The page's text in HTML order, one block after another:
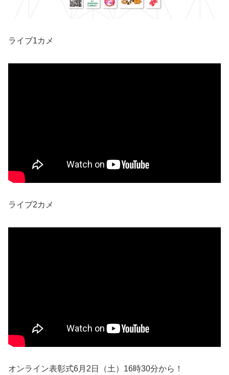
ライブ1カメ
ライブ2カメ
オンライン表彰式6月2日（土）16時30分から！